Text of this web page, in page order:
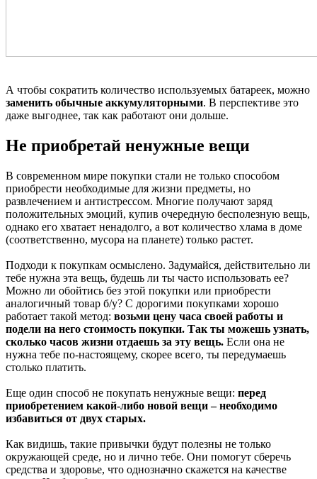
А чтобы сократить количество используемых батареек, можно
заменить обычные аккумуляторными. В перспективе это
даже выгоднее, так как работают они дольше.
Не приобретай ненужные вещи
В современном мире покупки стали не только способом
приобрести необходимые для жизни предметы, но
развлечением и антистрессом. Многие получают заряд
положительных эмоций, купив очередную бесполезную вещь,
однако его хватает ненадолго, а вот количество хлама в доме
(соответственно, мусора на планете) только растет.
Подходи к покупкам осмыслено. Задумайся, действительно ли
тебе нужна эта вещь, будешь ли ты часто использовать ее?
Можно ли обойтись без этой покупки или приобрести
аналогичный товар б/у? С дорогими покупками хорошо
работает такой метод: возьми цену часа своей работы и
подели на него стоимость покупки. Так ты можешь узнать,
сколько часов жизни отдаешь за эту вещь. Если она не
нужна тебе по-настоящему, скорее всего, ты передумаешь
столько платить.
Еще один способ не покупать ненужные вещи: перед
приобретением какой-либо новой вещи – необходимо
избавиться от двух старых.
Как видишь, такие привычки будут полезны не только
окружающей среде, но и лично тебе. Они помогут сберечь
средства и здоровье, что однозначно скажется на качестве